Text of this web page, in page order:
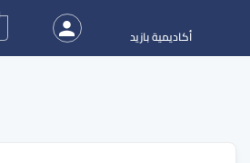
أكاديمية بازيد